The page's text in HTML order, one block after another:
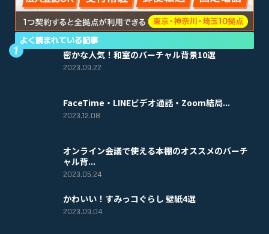
よく読まれている記事
密かな人気！和室のバーチャル背景10選
2023.09.22
FaceTime・LINEビデオ通話・Zoom結局...
2023.12.08
オンライン会議で使える本棚のオススメのバーチ
ャル背...
2023.05.24
かわいい！すみっコぐらし 壁紙4選
2023.09.04